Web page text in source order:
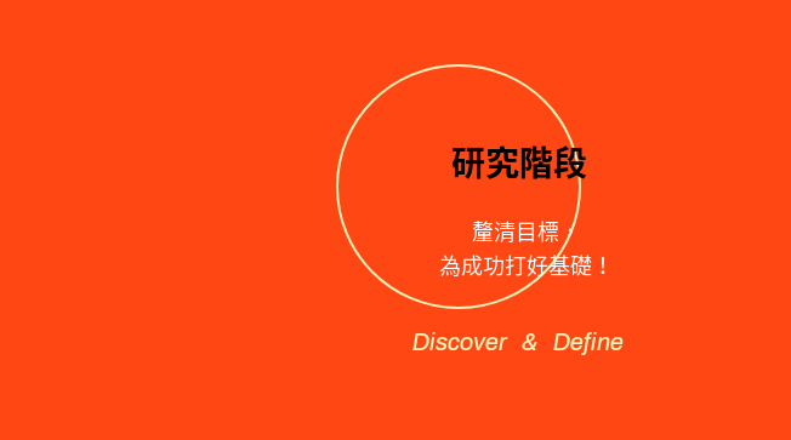
研究階段
釐清目標，
為成功打好基礎！
Discover & Define